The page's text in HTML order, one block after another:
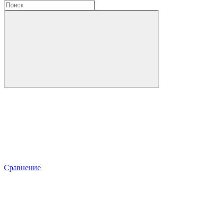
Сравнение